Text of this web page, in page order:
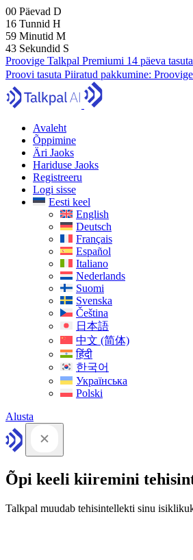
00 Päevad D
16 Tunnid H
59 Minutid M
41 Sekundid S
Proovige Talkpal Premiumi 14 päeva tasuta
Proovi tasuta Piiratud pakkumine:
Avaleht
Õppimine
Äri Jaoks
Hariduse Jaoks
Registreeru
Logi sisse
Eesti keel
English
Deutsch
Français
Español
Italiano
Nederlands
Suomi
Svenska
Čeština
日本語
中文 (简体)
हिंदी
한국어
Українська
Polski
Alusta
Õpi keeli kiiremini
Talkpal muudab tehisintellekti sinu